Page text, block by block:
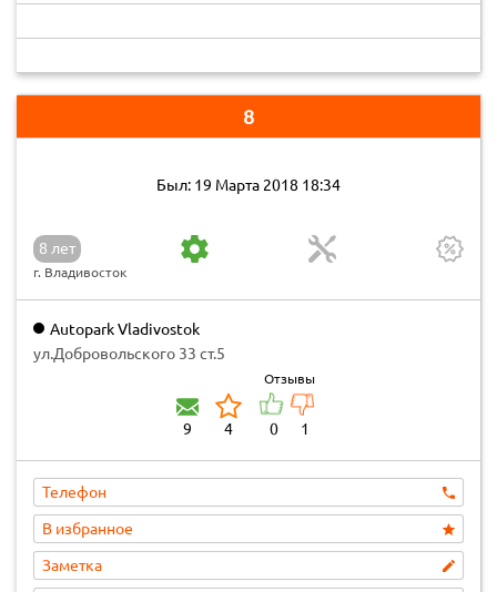
8
Был: 19 Марта 2018 18:34
8 лет
г. Владивосток
Autopark Vladivostok
ул.Добровольского 33 ст.5
9 4
Отзывы
0 1
Телефон
В избранное
Заметка